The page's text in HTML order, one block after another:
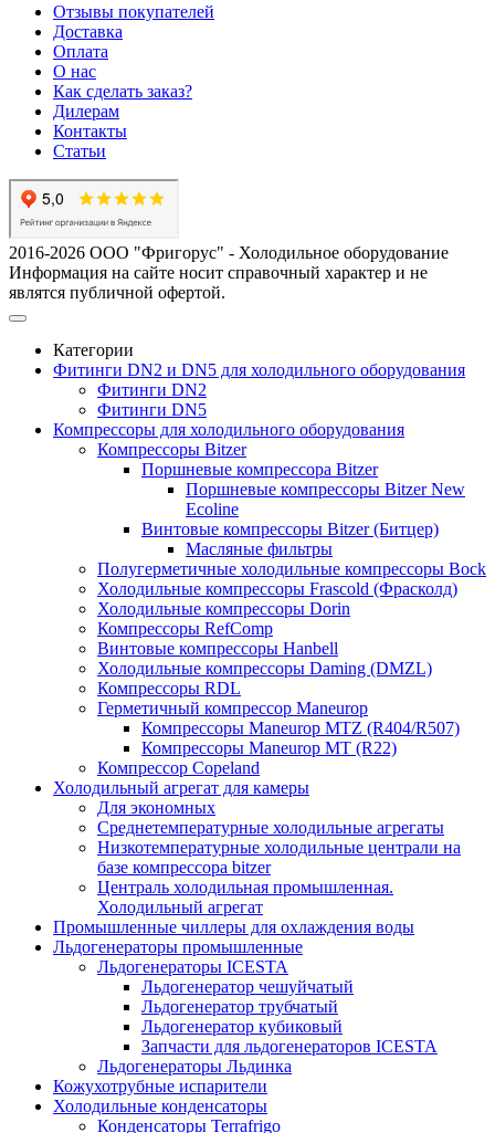
Отзывы покупателей
Доставка
Оплата
О нас
Как сделать заказ?
Дилерам
Контакты
Статьи
2016-2026 ООО "Фригорус" - Холодильное оборудование
Информация на сайте носит справочный характер и не
являтся публичной офертой.
Категории
Фитинги DN2 и DN5 для холодильного оборудования
Фитинги DN2
Фитинги DN5
Компрессоры для холодильного оборудования
Компрессоры Bitzer
Поршневые компрессора Bitzer
Поршневые компрессоры Bitzer New
Ecoline
Винтовые компрессоры Bitzer (Битцер)
Масляные фильтры
Полугерметичные холодильные компрессоры Bock
Холодильные компрессоры Frascold (Фрасколд)
Холодильные компрессоры Dorin
Компрессоры RefComp
Винтовые компрессоры Hanbell
Холодильные компрессоры Daming (DMZL)
Компрессоры RDL
Герметичный компрессор Maneurop
Компрессоры Maneurop MTZ (R404/R507)
Компрессоры Maneurop MT (R22)
Компрессор Copeland
Холодильный агрегат для камеры
Для экономных
Среднетемпературные холодильные агрегаты
Низкотемпературные холодильные централи на
базе компрессора bitzer
Централь холодильная промышленная.
Холодильный агрегат
Промышленные чиллеры для охлаждения воды
Льдогенераторы промышленные
Льдогенераторы ICESTA
Льдогенератор чешуйчатый
Льдогенератор трубчатый
Льдогенератор кубиковый
Запчасти для льдогенераторов ICESTA
Льдогенераторы Льдинка
Кожухотрубные испарители
Холодильные конденсаторы
Конденсаторы Terrafrigo